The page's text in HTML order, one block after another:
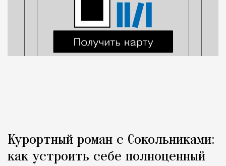
Курортный роман с Сокольниками:
как устроить себе полноценный